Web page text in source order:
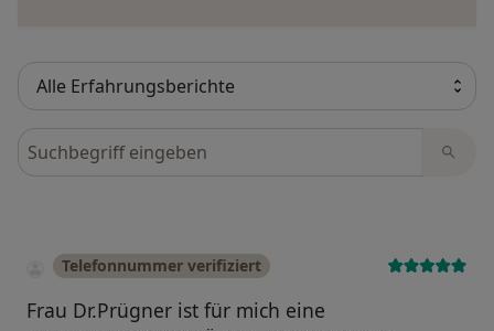
Bewertungen durchsuchen
Telefonnummer verifiziert
Frau Dr.Prügner ist für mich eine